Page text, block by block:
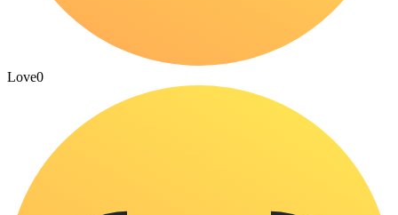
Love0